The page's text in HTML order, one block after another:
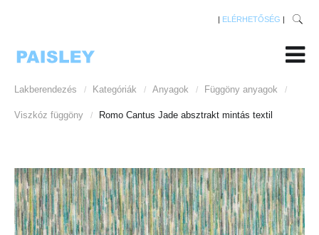
| ELÉRHETŐSÉG |
Lakberendezés / Kategóriák / Anyagok / Függöny anyagok /
Viszkóz függöny / Romo Cantus Jade absztrakt mintás textil